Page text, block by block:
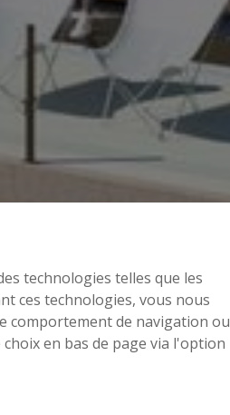
technologies telles que les
ces technologies, vous nous
comportement de navigation ou
en bas de page via l'option